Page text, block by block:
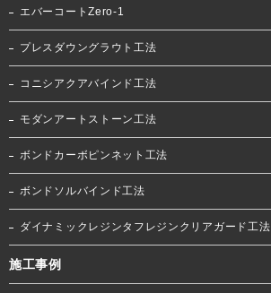
エバーコートZero-1
プレスダウングラウト工法
コニシアクアバインド工法
モダンアートストーン工法
ボンドカーボピンネット工法
ボンドソルバインド工法
ダイナミックレジンタフレジンクリアガード工法
施工事例